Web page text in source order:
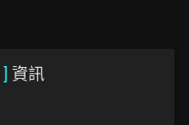
] 資訊